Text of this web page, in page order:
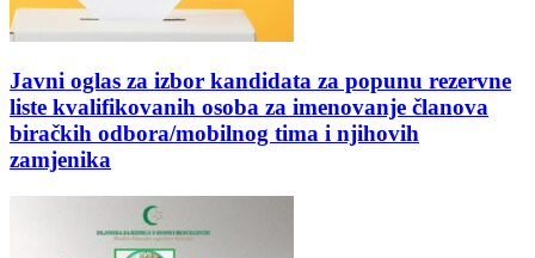
Javni oglas za izbor kandidata za popunu rezervne
liste kvalifikovanih osoba za imenovanje članova
biračkih odbora/mobilnog tima i njihovih
zamjenika